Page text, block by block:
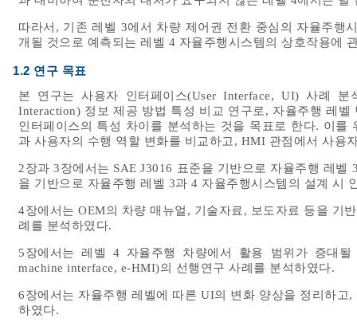
따라서, 기존 레벨 3에서 차량 제어권 전환 중심의 자율주행
개될 것으로 예측되는 레벨 4 자율주행시스템의 상호작용에
1.2 연구 목표
본 연구는 사용자 인터페이스(User Interface, UI) 사례
Interaction) 정보 제공 방법 특성 비교 연구로, 자율주행 레
인터페이스의 특성 차이를 분석하는 것을 목표로 한다. 이
과 사용자의 수행 역할 변화를 비교하고, HMI 관점에서 사용
2장과 3장에서는 SAE J3016 표준을 기반으로 자율주행 레
을 기반으로 자율주행 레벨 3과 4 자율주행시스템의 설계 시
4장에서는 OEM의 차량 매뉴얼, 기술자료, 보도자료 등을 기
례를 분석하였다.
5장에서는 레벨 4 자율주행 차량에서 활용 범위가 증대
machine interface, e-HMI)의 선행연구 사례를 분석하였다.
6장에서는 자율주행 레벨에 따른 UI의 변화 양상을 정리하
하였다.